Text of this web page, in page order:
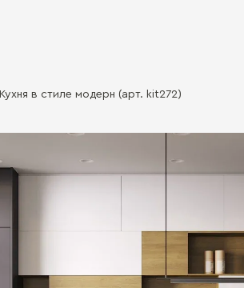
Кухня в стиле модерн (арт. kit272)